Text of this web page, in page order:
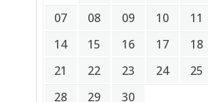
07
08 09 10 11
14
15 16 17 18
21
22 23 24 25
28
29 30